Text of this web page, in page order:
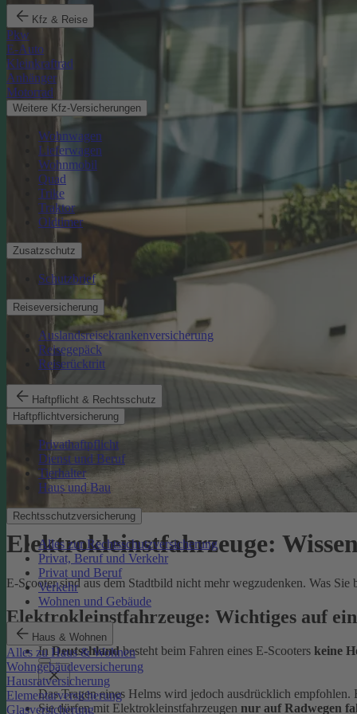
Kfz & Reise
Pkw
E-Auto
Kleinkraftrad
Anhänger
Motorrad
Weitere Kfz-Versicherungen
Wohnwagen
Lieferwagen
Wohnmobil
Quad
Trike
Traktor
Oldtimer
Zusatzschutz
Schutzbrief
Reiseversicherung
Auslandsreisekrankenversicherung
Reisegepäck
Reiserücktritt
Haftpflicht & Rechtsschutz
Haftpflichtversicherung
Privathaftpflicht
Dienst und Beruf
Tierhalter
Haus und Bau
Rechtsschutzversicherung
Alles zur Rechtsschutzversicherung
Privat, Beruf und Verkehr
Privat und Beruf
Verkehr
Wohnen und Gebäude
Haus & Wohnen
Alles zu Haus & Wohnen
Wohngebäudeversicherung
Hausratversicherung
Elementarversicherung
Glasversicherung
Elektrokleinstfahrzeuge:
E-Scooter sind aus dem Stadtbild nicht mehr wegzudenken. Was
Elektrokleinstfahrzeuge: Wichtiges auf
In Deutschlandbesteht beim Fahren eines E-Scooters keine
Das Tragen eines Helms wird jedoch ausdrücklich
Sie dürfen mit Elektrokleinstfahrzeugen nur auf Radwegen